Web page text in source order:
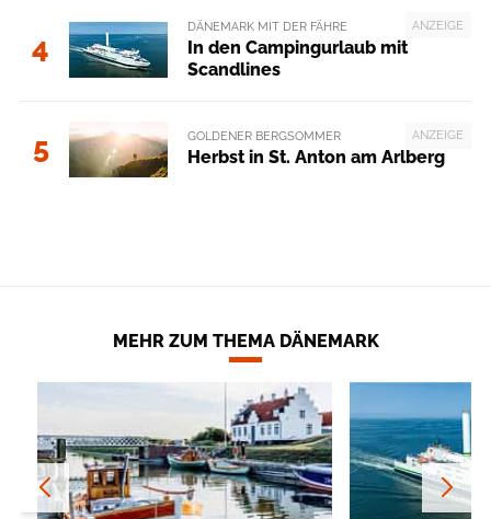
4
ANZEIGE
DÄNEMARK MIT DER FÄHRE
In den Campingurlaub mit
Scandlines
5 ANZEIGE
GOLDENER BERGSOMMER
Herbst in St. Anton am Arlberg
MEHR ZUM THEMA DÄNEMARK